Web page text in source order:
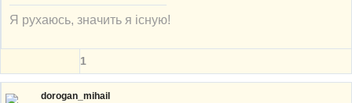
Я рухаюсь, значить я існую!
1
dorogan_mihail